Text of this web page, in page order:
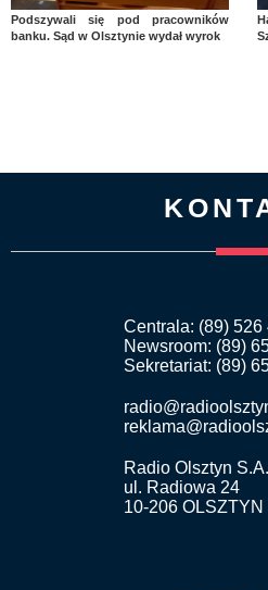
Podszywali się pod pracowników
banku. Sąd w Olsztynie wydał wyrok
Centrala: (89) 526
Newsroom: (89)
Sekretariat: (89)
Radio Olsztyn S.A.
ul. Radiowa 24
10-206 OLSZTYN